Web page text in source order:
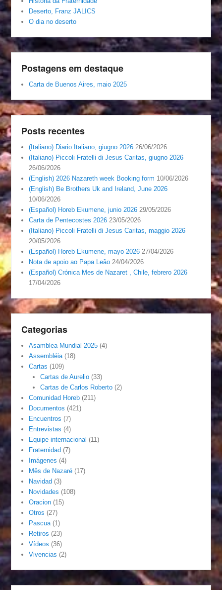
Deserto, Franz JALICS
O dia no deserto
Postagens em destaque
Carta de Buenos Aires, maio 2025
Posts recentes
(Italiano) Diario Italiano, giugno 2026 26/06/2026
(Italiano) Piccoli Fratelli di Jesus Caritas, giugno 2026
26/06/2026
(English) 2026 Nazareth week Booking form 10/06/2026
(English) Be Brothers Uk and Ireland, June 2026
10/06/2026
(Español) Horeb Ekumene, junio 2026 29/05/2026
Carta de Pentecostes 2026 23/05/2026
(Italiano) Piccoli Fratelli di Jesus Caritas, maggio 2026
20/05/2026
(Español) Horeb Ekumene, mayo 2026 27/04/2026
Nota de apoio ao Papa Leão 24/04/2026
(Español) Crónica Mes de Nazaret , Chile, febrero 2026
17/04/2026
Categorias
Asamblea Mundial 2025 (4)
Assembléia (18)
Cartas (109)
Cartas de Aurelio(33)
Cartas de Carlos Roberto(2)
Comunidad Horeb (211)
Documentos (421)
Encuentros (7)
Entrevistas (4)
Equipe internacional (11)
Fraternidad (7)
Imágenes (4)
Mês de Nazaré (17)
Navidad (3)
Novidades (108)
Oracion (15)
Otros (27)
Pascua (1)
Retiros (23)
Vídeos (36)
Vivencias (2)